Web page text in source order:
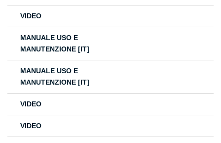
VIDEO
MANUALE USO E
MANUTENZIONE [IT]
MANUALE USO E
MANUTENZIONE [IT]
VIDEO
VIDEO